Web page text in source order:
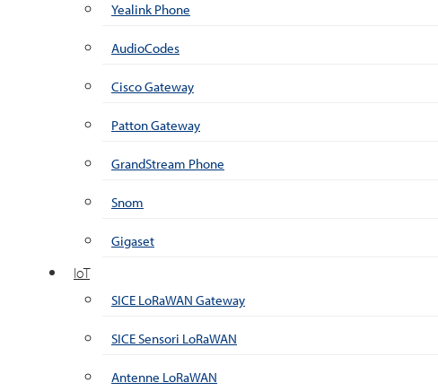
Yealink Phone
AudioCodes
Cisco Gateway
Patton Gateway
GrandStream Phone
Snom
Gigaset
IoT
SICE LoRaWAN Gateway
SICE Sensori LoRaWAN
Antenne LoRaWAN